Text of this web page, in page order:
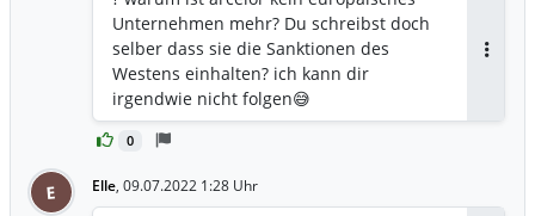
0
Unternehmen mehr? Du schreibst doch
selber dass sie die Sanktionen des
Westens einhalten? ich kann dir
irgendwie nicht folgen😅
E Elle, 09.07.2022 1:28 Uhr